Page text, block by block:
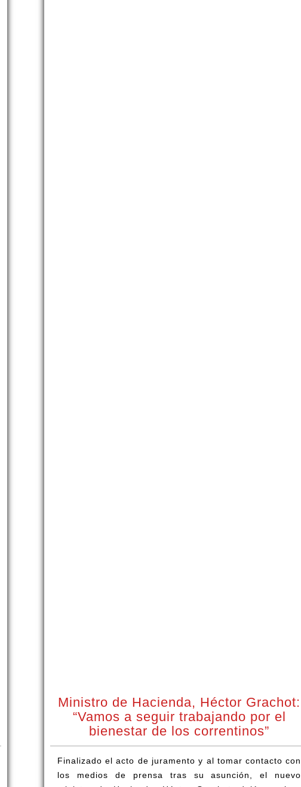
Ministro de Hacienda, Héctor Grachot:
“Vamos a seguir trabajando por el
bienestar de los correntinos”
Finalizado el acto de juramento y al tomar contacto con
los medios de prensa tras su asunción, el nuevo